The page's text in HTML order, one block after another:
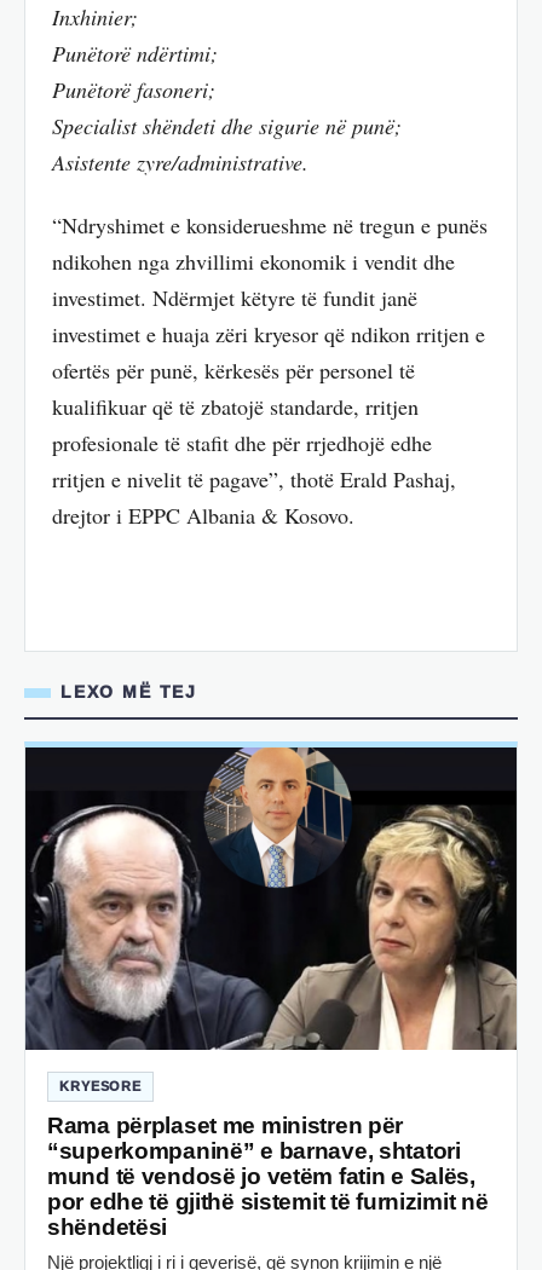
Inxhinier;
Punëtorë ndërtimi;
Punëtorë fasoneri;
Specialist shëndeti dhe sigurie në punë;
Asistente zyre/administrative.
“Ndryshimet e konsiderueshme në tregun e punës
ndikohen nga zhvillimi ekonomik i vendit dhe
investimet. Ndërmjet këtyre të fundit janë
investimet e huaja zëri kryesor që ndikon rritjen e
ofertës për punë, kërkesës për personel të
kualifikuar që të zbatojë standarde, rritjen
profesionale të stafit dhe për rrjedhojë edhe
rritjen e nivelit të pagave”, thotë Erald Pashaj,
drejtor i EPPC Albania & Kosovo.
LEXO MË TEJ
KRYESORE
Rama përplaset me ministren për
“superkompaninë” e barnave, shtatori
mund të vendosë jo vetëm fatin e Salës,
por edhe të gjithë sistemit të furnizimit në
shëndetësi
Një projektligj i ri i qeverisë, që synon krijimin e një